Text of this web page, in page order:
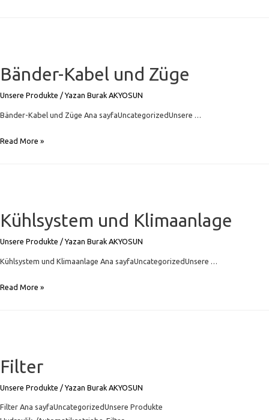
Bänder-Kabel und Züge
Unsere Produkte / Yazan Burak AKYOSUN
Bänder-Kabel und Züge Ana sayfaUncategorizedUnsere …
Bänder-
Read More »
Kühlsystem und Klimaanlage
Unsere Produkte / Yazan Burak AKYOSUN
Kühlsystem und Klimaanlage Ana sayfaUncategorizedUnsere …
Kühlsystem
Read More »
Filter
Unsere Produkte / Yazan Burak AKYOSUN
Filter Ana sayfaUncategorizedUnsere Produkte